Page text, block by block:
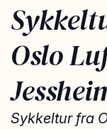
Oslo
Sykkeltur fra